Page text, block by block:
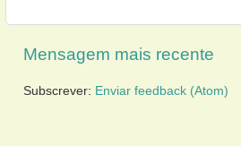
Mensagem mais recente
Subscrever: Enviar feedback (Atom)